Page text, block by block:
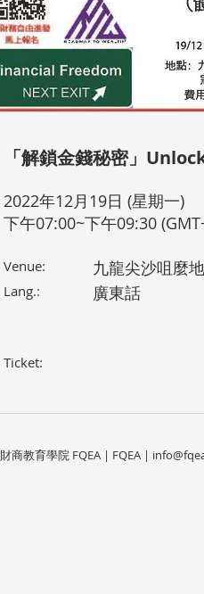
「解鎖金錢秘密」
2022年12月19日 (星期一)
下午07:00~下午09:30
Venue: 九龍尖沙咀麼
Lang.: 廣東話
Ticket:
財商教育學院 FQEA | FQEA |